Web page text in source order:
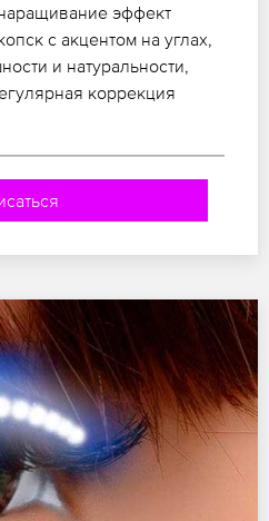
эффект
с акцентом на углах,
и натуральности,
коррекция